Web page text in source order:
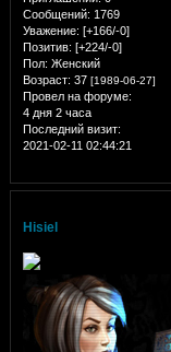
Сообщений: 1769
Уважение: [+166/-0]
Позитив: [+224/-0]
Пол: Женский
Возраст: 37 [1989-06-27]
Провел на форуме:
4 дня 2 часа
Последний визит:
2021-02-11 02:44:21
Hisiel